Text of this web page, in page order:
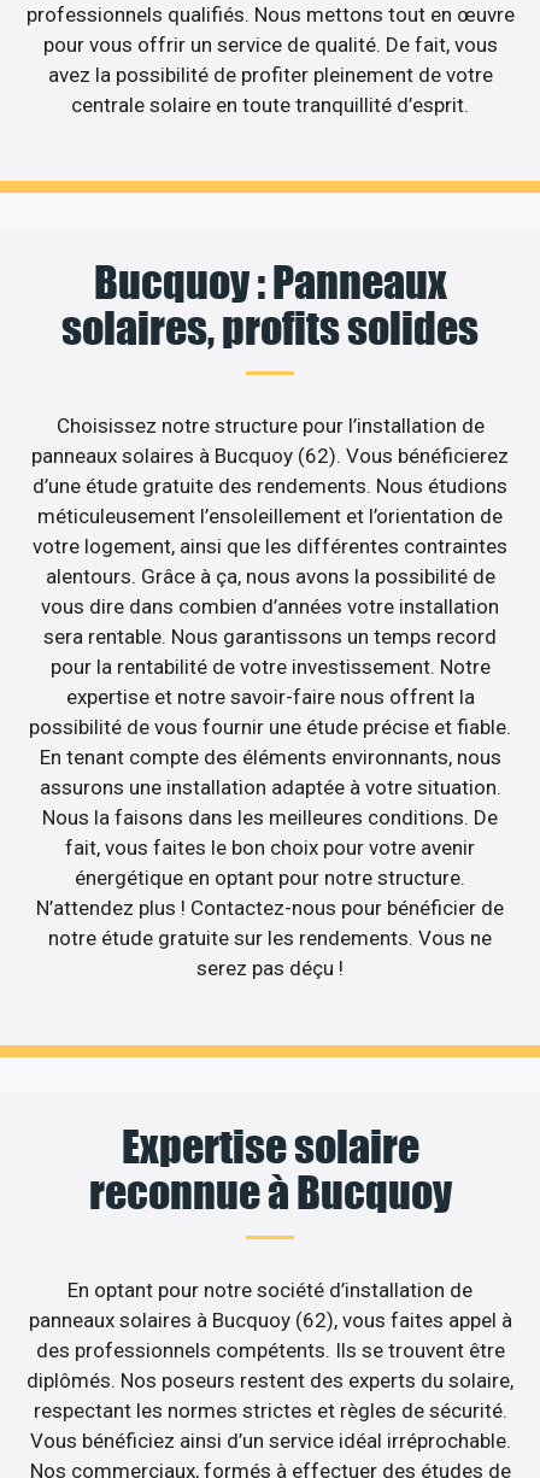
professionnels qualifiés. Nous mettons tout en œuvre
pour vous offrir un service de qualité. De fait, vous
avez la possibilité de profiter pleinement de votre
centrale solaire en toute tranquillité d’esprit.
Bucquoy : Panneaux
solaires, profits solides
Choisissez notre structure pour l’installation de
panneaux solaires à Bucquoy (62). Vous bénéficierez
d’une étude gratuite des rendements. Nous étudions
méticuleusement l’ensoleillement et l’orientation de
votre logement, ainsi que les différentes contraintes
alentours. Grâce à ça, nous avons la possibilité de
vous dire dans combien d’années votre installation
sera rentable. Nous garantissons un temps record
pour la rentabilité de votre investissement. Notre
expertise et notre savoir-faire nous offrent la
possibilité de vous fournir une étude précise et fiable.
En tenant compte des éléments environnants, nous
assurons une installation adaptée à votre situation.
Nous la faisons dans les meilleures conditions. De
fait, vous faites le bon choix pour votre avenir
énergétique en optant pour notre structure.
N’attendez plus ! Contactez-nous pour bénéficier de
notre étude gratuite sur les rendements. Vous ne
serez pas déçu !
Expertise solaire
reconnue à Bucquoy
En optant pour notre société d’installation de
panneaux solaires à Bucquoy (62), vous faites appel à
des professionnels compétents. Ils se trouvent être
diplômés. Nos poseurs restent des experts du solaire,
respectant les normes strictes et règles de sécurité.
Vous bénéficiez ainsi d’un service idéal irréprochable.
Nos commerciaux, formés à effectuer des études de